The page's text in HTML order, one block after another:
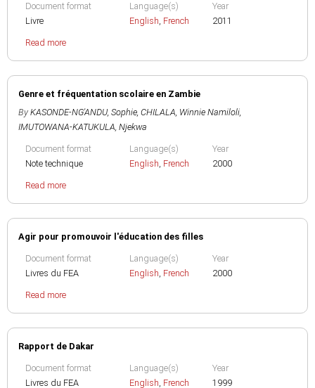
Document format
Livre
Language(s)
English, French
Year
2011
Read more
Genre et fréquentation scolaire en Zambie
By KASONDE-NG'ANDU, Sophie, CHILALA, Winnie Namiloli,
IMUTOWANA-KATUKULA, Njekwa
Document format
Note technique
Language(s)
English, French
Year
2000
Read more
Agir pour promouvoir l'éducation des filles
Document format
Livres du FEA
Language(s)
English, French
Year
2000
Read more
Rapport de Dakar
Document format
Livres du FEA
Language(s)
English, French
Year
1999